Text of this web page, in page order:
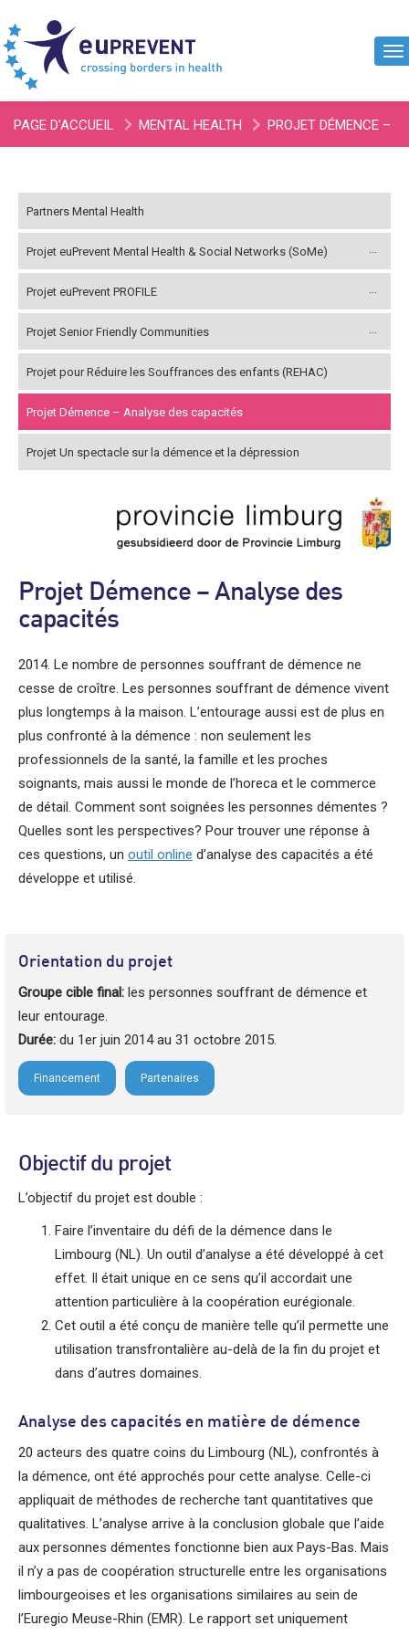
PAGE D'ACCUEIL MENTAL HEALTH PROJET DÉMENCE –
Partners Mental Health
Projet euPrevent Mental Health & Social Networks (SoMe)
Projet euPrevent PROFILE
Projet Senior Friendly Communities
Projet pour Réduire les Souffrances des enfants (REHAC)
Projet Démence – Analyse des capacités
Projet Un spectacle sur la démence et la dépression
Projet Démence – Analyse des
capacités
2014. Le nombre de personnes souffrant de démence ne
cesse de croître. Les personnes souffrant de démence vivent
plus longtemps à la maison. L’entourage aussi est de plus en
plus confronté à la démence : non seulement les
professionnels de la santé, la famille et les proches
soignants, mais aussi le monde de l’horeca et le commerce
de détail. Comment sont soignées les personnes démentes ?
Quelles sont les perspectives? Pour trouver une réponse à
ces questions, un outil online d’analyse des capacités a été
développe et utilisé.
Orientation du projet
Groupe cible final: les personnes souffrant de démence et
leur entourage.
Durée: du 1er juin 2014 au 31 octobre 2015.
Financement Partenaires
Objectif du projet
L’objectif du projet est double :
Faire l’inventaire du défi de la démence dans le
Limbourg (NL). Un outil d’analyse a été développé à cet
effet. Il était unique en ce sens qu’il accordait une
attention particulière à la coopération eurégionale.
Cet outil a été conçu de manière telle qu’il permette une
utilisation transfrontalière au-delà de la fin du projet et
dans d’autres domaines.
Analyse des capacités en matière de démence
20 acteurs des quatre coins du Limbourg (NL), confrontés à
la démence, ont été approchés pour cette analyse. Celle-ci
appliquait de méthodes de recherche tant quantitatives que
qualitatives. L’analyse arrive à la conclusion globale que l’aide
aux personnes démentes fonctionne bien aux Pays-Bas. Mais
il n’y a pas de coopération structurelle entre les organisations
limbourgeoises et les organisations similaires au sein de
l’Euregio Meuse-Rhin (EMR). Le rapport set uniquement